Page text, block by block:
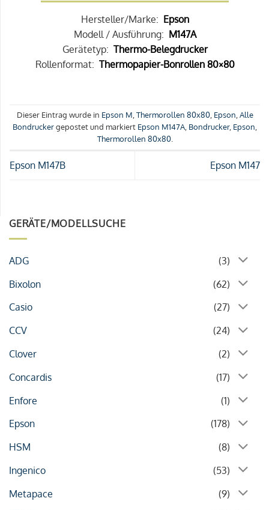
GERÄTE/MODELLSUCHE
ADG
(3)
Bixolon
(62)
Casio
(27)
CCV
(24)
Clover
(2)
Concardis
(17)
Enfore
(1)
Epson
(178)
HSM
(8)
Ingenico
(53)
Metapace
(9)
Hersteller/Marke: Epson
Modell / Ausführung: M147A
Gerätetyp: Thermo-Belegdrucker
Rollenformat: Thermopapier-Bonrollen 80×80
Dieser Eintrag wurde in Epson M,Thermorollen 80x80, Epson,Alle
Bondruckergepostet und markiert Epson M147A, Bondrucker, Epson,
Thermorollen 80x80.
Epson M147B Epson M147